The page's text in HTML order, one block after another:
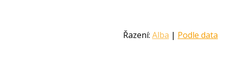
Řazení: Alba | Podle data